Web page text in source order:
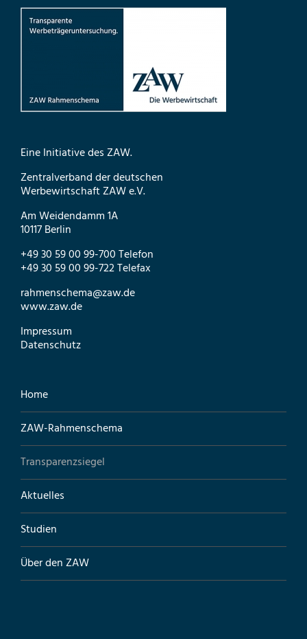
Eine Initiative des ZAW.
Zentralverband der deutschen
Werbewirtschaft ZAW e.V.
Am Weidendamm 1A
10117 Berlin
+49 30 59 00 99-700 Telefon
+49 30 59 00 99-722 Telefax
rahmenschema@zaw.de
www.zaw.de
Impressum
Datenschutz
Home
ZAW-Rahmenschema
Transparenzsiegel
Aktuelles
Studien
Über den ZAW